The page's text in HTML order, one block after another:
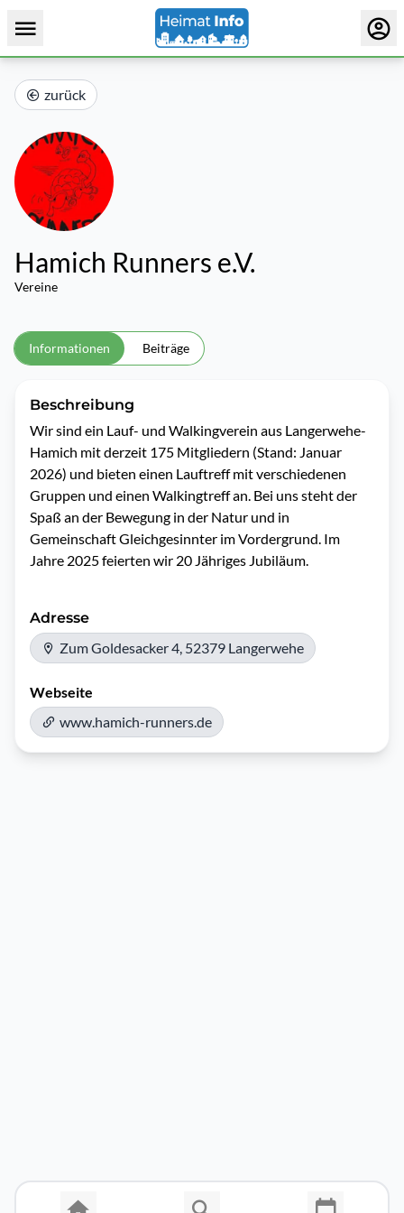
zurück
Hamich Runners e.V.
Vereine
Informationen Beiträge
Beschreibung
Wir sind ein Lauf- und Walkingverein aus Langerwehe-
Hamich mit derzeit 175 Mitgliedern (Stand: Januar
2026) und bieten einen Lauftreff mit verschiedenen
Gruppen und einen Walkingtreff an. Bei uns steht der
Spaß an der Bewegung in der Natur und in
Gemeinschaft Gleichgesinnter im Vordergrund. Im
Jahre 2025 feierten wir 20 Jähriges Jubiläum.
Adresse
Zum Goldesacker 4, 52379 Langerwehe
Webseite
www.hamich-runners.de